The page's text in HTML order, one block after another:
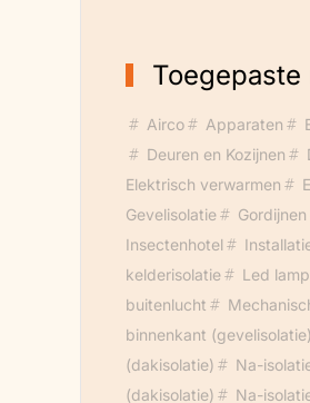
Airco Apparaten
Deuren en Kozijnen
Elektrisch verwarmen
Gevelisolatie
Gordijnen
Insectenhotel
kelderisolatie
Led
buitenlucht
binnenkant (gevelisolatie)
(dakisolatie)
Na-
(dakisolatie)
Na-